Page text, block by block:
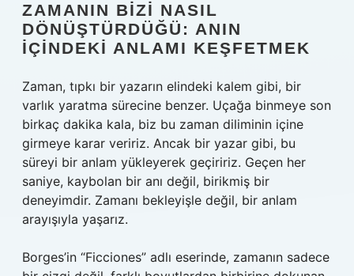
ZAMANIN BIZI NASIL
DÖNÜŞTÜRDÜĞÜ: ANIN
İÇINDEKI ANLAMI KEŞFETMEK
Zaman, tıpkı bir yazarın elindeki kalem gibi, bir
varlık yaratma sürecine benzer. Uçağa binmeye son
birkaç dakika kala, biz bu zaman diliminin içine
girmeye karar veririz. Ancak bir yazar gibi, bu
süreyi bir anlam yükleyerek geçiririz. Geçen her
saniye, kaybolan bir anı değil, birikmiş bir
deneyimdir. Zamanı bekleyişle değil, bir anlam
arayışıyla yaşarız.
Borges’in “Ficciones” adlı eserinde, zamanın sadece